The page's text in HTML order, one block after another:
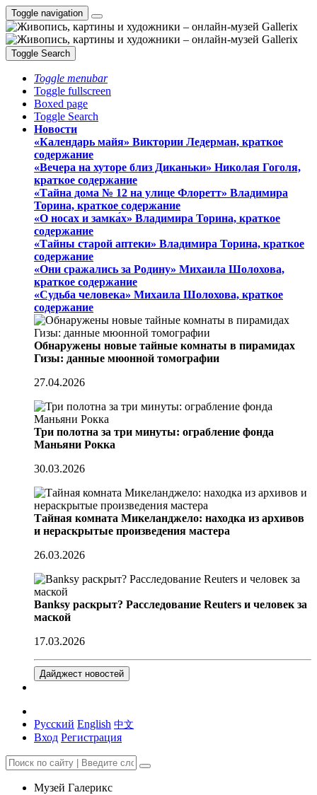
Toggle navigation
Toggle Search
Toggle menubar
Toggle fullscreen
Boxed page
Toggle Search
Новости
«Календарь майя» Виктории Ледерман, краткое
содержание
«Вечера на хуторе близ Диканьки» Николая Гоголя,
краткое содержание
«Тайна дома № 12 на улице Флоретт» Владимира
Торина, краткое содержание
«О носах и замка́х» Владимира Торина, краткое
содержание
«Тайны старой аптеки» Владимира Торина, краткое
содержание
«Они сражались за Родину» Михаила Шолохова,
краткое содержание
«Судьба человека» Михаила Шолохова, краткое
содержание
Обнаружены новые тайные комнаты в пирамидах
Гизы: данные мюонной томографии
27.04.2026
Три полотна за три минуты: ограбление фонда
Маньяни Рокка
30.03.2026
Тайная комната Микеланджело: находка из архивов
и нераскрытые произведения мастера
26.03.2026
Banksy раскрыт? Расследование Reuters и человек за
маской
17.03.2026
Дайджест новостей
Русский English 中文
Вход Регистрация
Музей Галерикс